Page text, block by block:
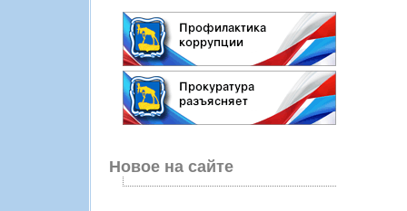
Новое на сайте